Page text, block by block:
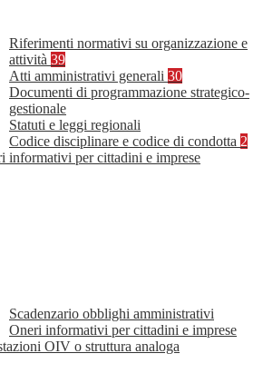
Riferimenti normativi su organizzazione e
attività 39
Atti amministrativi generali 30
Documenti di programmazione strategico-
gestionale
Statuti e leggi regionali
Codice disciplinare e codice di condotta 2
informativi per cittadini e imprese
Scadenzario obblighi amministrativi
Oneri informativi per cittadini e imprese
OIV o struttura analoga